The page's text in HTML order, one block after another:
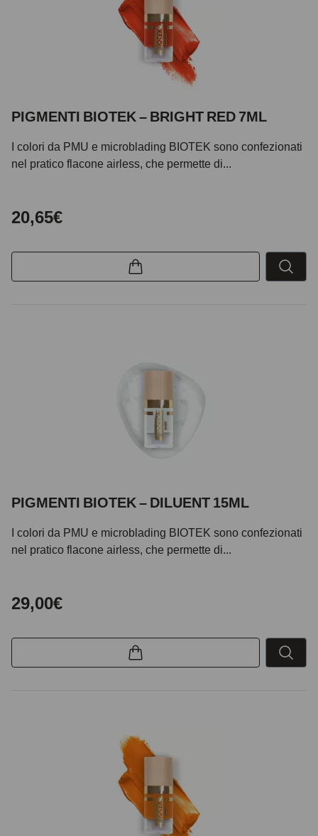
PIGMENTI BIOTEK – BRIGHT RED 7ML
I colori da PMU e microblading BIOTEK sono confezionati
nel pratico flacone airless, che permette di...
20,65€
PIGMENTI BIOTEK – DILUENT 15ML
I colori da PMU e microblading BIOTEK sono confezionati
nel pratico flacone airless, che permette di...
29,00€